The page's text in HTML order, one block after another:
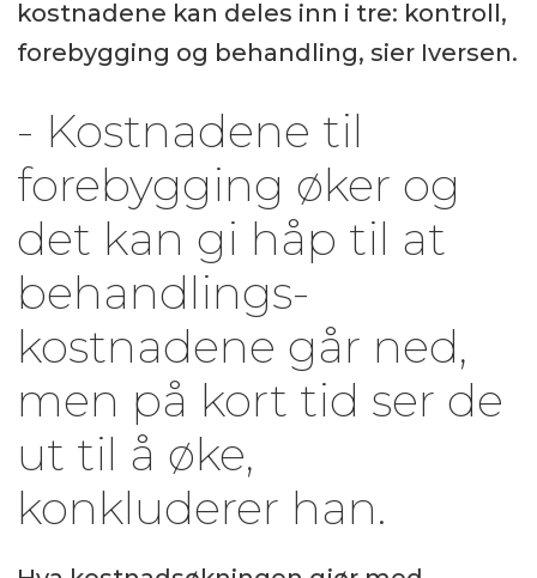
kostnadene kan deles inn i tre: kontroll,
forebygging og behandling, sier Iversen.
- Kostnadene til
forebygging øker og
det kan gi håp til at
behandlings-
kostnadene går ned,
men på kort tid ser de
ut til å øke,
konkluderer han.